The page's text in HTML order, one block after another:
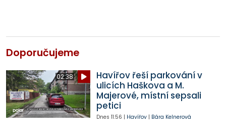
Doporučujeme
02:38
Havířov řeší parkování v
ulicích Haškova a M.
Majerové, místní sepsali
petici
Dnes 11:56 | Havířov| Bára Kelnerová